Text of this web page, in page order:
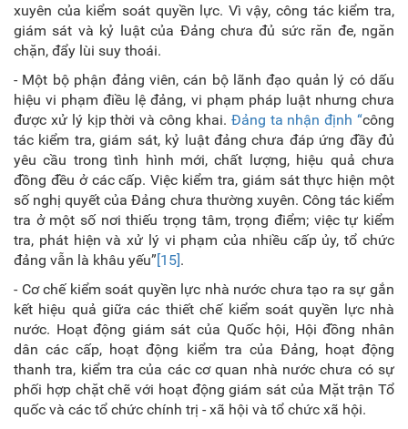
xuyên của kiểm soát quyền lực. Vì vậy, công tác kiểm tra,
giám sát và kỷ luật của Đảng chưa đủ sức răn đe, ngăn
chặn, đẩy lùi suy thoái.
- Một bộ phận đảng viên, cán bộ lãnh đạo quản lý có dấu
hiệu vi phạm điều lệ đảng, vi phạm pháp luật nhưng chưa
được xử lý kịp thời và công khai. Đảng ta nhận định “công
tác kiểm tra, giám sát, kỷ luật đảng chưa đáp ứng đầy đủ
yêu cầu trong tình hình mới, chất lượng, hiệu quả chưa
đồng đều ở các cấp. Việc kiểm tra, giám sát thực hiện một
số nghị quyết của Đảng chưa thường xuyên. Công tác kiểm
tra ở một số nơi thiếu trọng tâm, trọng điểm; việc tự kiểm
tra, phát hiện và xử lý vi phạm của nhiều cấp ủy, tổ chức
đảng vẫn là khâu yếu”[15].
- Cơ chế kiểm soát quyền lực nhà nước chưa tạo ra sự gắn
kết hiệu quả giữa các thiết chế kiểm soát quyền lực nhà
nước. Hoạt động giám sát của Quốc hội, Hội đồng nhân
dân các cấp, hoạt động kiểm tra của Đảng, hoạt động
thanh tra, kiểm tra của các cơ quan nhà nước chưa có sự
phối hợp chặt chẽ với hoạt động giám sát của Mặt trận Tổ
quốc và các tổ chức chính trị - xã hội và tổ chức xã hội.